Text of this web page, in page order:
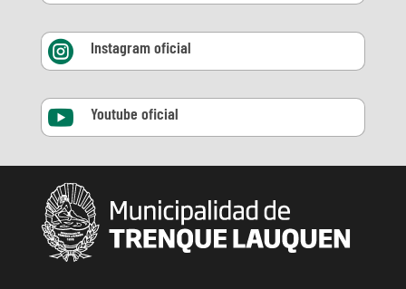
 Instagram oficial
 Youtube oficial